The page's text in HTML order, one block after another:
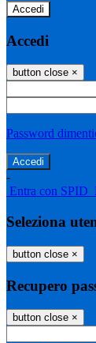
Accedi
Accedi
button close ×
Password
-
Entra con SPID
Seleziona
button close ×
Recupero
button close ×